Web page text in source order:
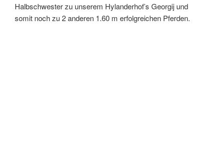
Halbschwester zu unserem Hylanderhof’s Georgij und
somit noch zu 2 anderen 1.60 m erfolgreichen Pferden.